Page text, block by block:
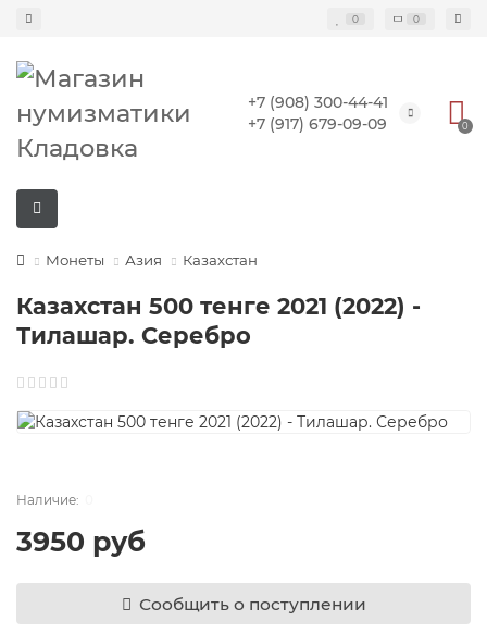
0 0
+7 (908) 300-44-41
+7 (917) 679-09-09
0
Монеты Азия Казахстан
Казахстан 500 тенге 2021 (2022) -
Тилашар. Серебро
3950 руб
Сообщить о поступлении